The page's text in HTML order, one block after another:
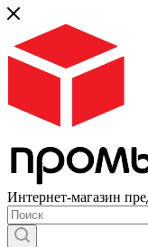
Интернет-магазин